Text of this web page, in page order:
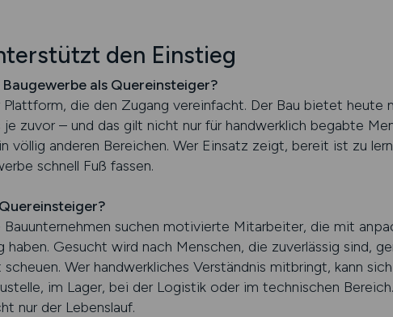
den Einstieg
als Quereinsteiger?
die den Zugang vereinfacht. Der Bau bietet heute
zuvor – und das gilt nicht nur für handwerklich begabte
völlig anderen Bereichen. Wer Einsatz zeigt, bereit ist zu
schnell Fuß fassen.
suchen motivierte Mitarbeiter, die mit
haben. Gesucht wird nach Menschen, die zuverlässig sind,
Wer handwerkliches Verständnis mitbringt, kann
im Lager, bei der Logistik oder im technischen
nur der Lebenslauf.